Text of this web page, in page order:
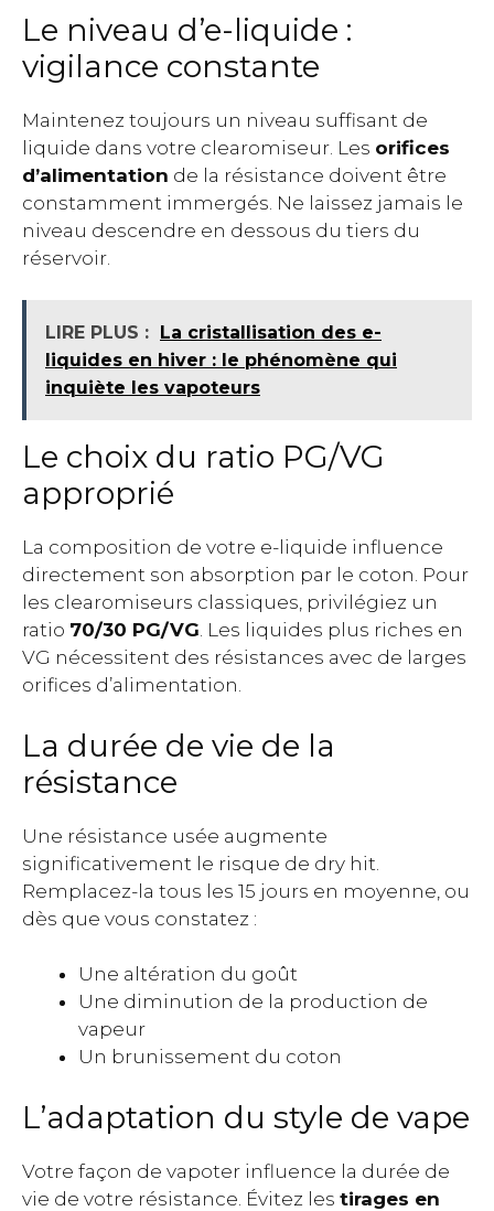
Le niveau d’e-liquide :
vigilance constante
Maintenez toujours un niveau suffisant de
liquide dans votre clearomiseur. Les orifices
d’alimentation de la résistance doivent être
constamment immergés. Ne laissez jamais le
niveau descendre en dessous du tiers du
réservoir.
LIRE PLUS :
La cristallisation des e-
liquides en hiver : le phénomène qui
inquiète les vapoteurs
Le choix du ratio PG/VG
approprié
La composition de votre e-liquide influence
directement son absorption par le coton. Pour
les clearomiseurs classiques, privilégiez un
ratio 70/30 PG/VG. Les liquides plus riches en
VG nécessitent des résistances avec de larges
orifices d’alimentation.
La durée de vie de la
résistance
Une résistance usée augmente
significativement le risque de dry hit.
Remplacez-la tous les 15 jours en moyenne, ou
dès que vous constatez :
Une altération du goût
Une diminution de la production de
vapeur
Un brunissement du coton
L’adaptation du style de vape
Votre façon de vapoter influence la durée de
vie de votre résistance. Évitez les tirages en